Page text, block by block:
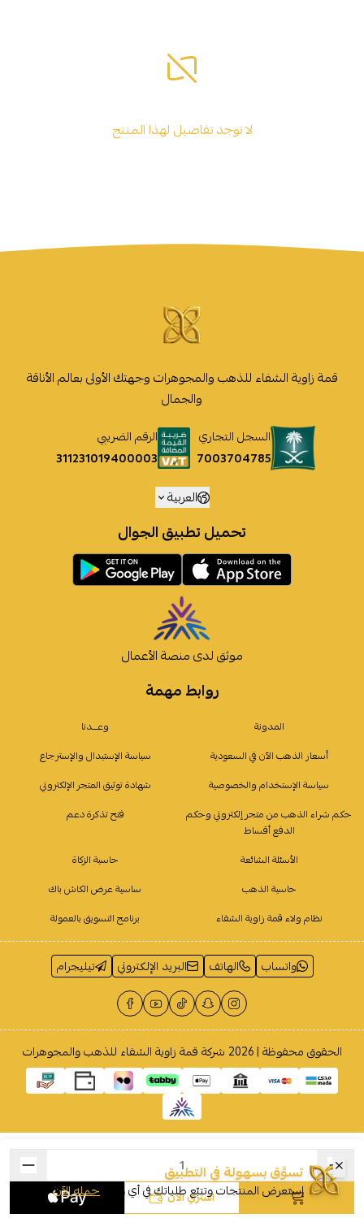
اشتري الآن
لا توجد تفاصيل لهذا المنتج
روابط مهمة
المدونة
وعـــدنا
أسعار الذهب الآن في السعودية
سياسة الإستبدال والإسترجاع
سياسة الإستخدام والخصوصية
شهادة توثيق المتجر الإلكتروني
حكم شراء الذهب من متجر إلكتروني وحكم
الدفع أقساط
فتح تذكرة دعم
الأسئلة الشائعة
حاسبة الزكاة
حاسبة الذهب
ساسية عرض الكاش باك
نظام ولاء قمة زاوية الشفاء
برنامج التسويق بالعمولة
قمة زاوية الشفاء للذهب والمجوهرات وجهتك الأولى بعالم الأناقة
والجمال
السجل التجاري
7003704785
الرقم الضريبي
311231019400003
العربية
تحميل تطبيق الجوال
موثق لدى منصة الأعمال
واتساب الهاتف البريد الإلكتروني تيليجرام
الحقوق محفوظة | 2026 شركة قمة زاوية الشفاء للذهب والمجوهرات
تسوَّق بسهولة في التطبيق
إستعرض المنتجات وتتبّع طلباتك في أي وقتحمله الآن